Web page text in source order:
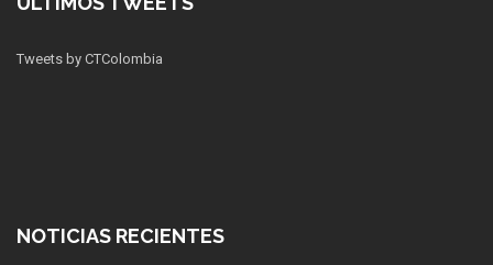
Tweets by CTColombia
NOTICIAS RECIENTES